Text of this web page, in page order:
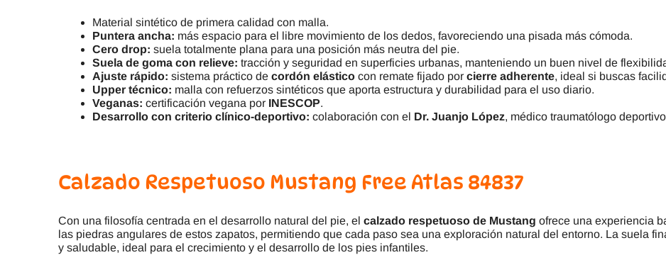
Material sintético de primera calidad con malla.
Puntera ancha: más espacio para el libre movimiento de los dedos, favoreciendo una pisada más cómoda.
Cero drop: suela totalmente plana para una posición más neutra del pie.
Suela de goma con relieve: tracción y seguridad en superficies urbanas, manteniendo un buen nivel de
Ajuste rápido: sistema práctico de cordón elástico con remate fijado por cierre adherente, ideal si buscas
Upper técnico: malla con refuerzos sintéticos que aporta estructura y durabilidad para el uso diario.
Veganas: certificación vegana por INESCOP.
Desarrollo con criterio clínico-deportivo: colaboración con el Dr. Juanjo López, médico traumatólogo
Calzado Respetuoso Mustang Free Atlas 84837
Con una filosofía centrada en el desarrollo natural del pie, el calzado respetuoso de Mustang ofrece una experiencia
las piedras angulares de estos zapatos, permitiendo que cada paso sea una exploración natural del entorno. La suela
y saludable, ideal para el crecimiento y el desarrollo de los pies infantiles.